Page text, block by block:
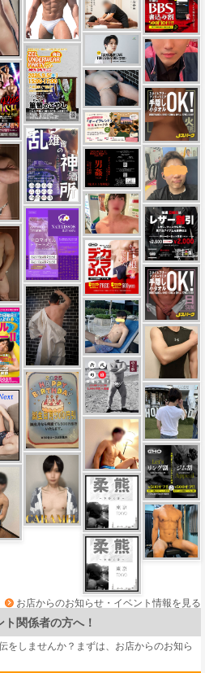
お店からのお知らせ・イベント情報を見る
関係者の方へ！
をしませんか？まずは、 お店からのお知ら